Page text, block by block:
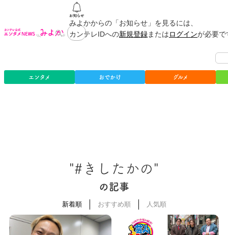
みよかからの「お知らせ」を見るには、
カンテレIDへの新規登録またはログインが必要
エンタメ おでかけ グルメ
"#きしたかの"
の記事
新着順 おすすめ順 人気順